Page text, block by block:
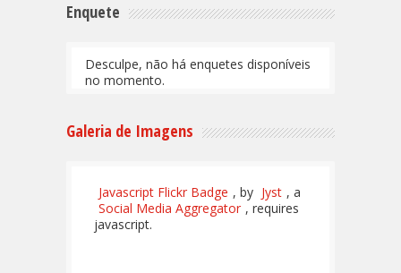
Enquete
Desculpe, não há enquetes disponíveis
no momento.
Galeria de Imagens
Javascript Flickr Badge , by Jyst , a
Social Media Aggregator , requires
javascript.